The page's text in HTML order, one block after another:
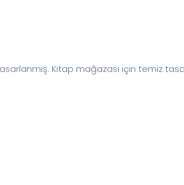
Kitap mağazası için temiz